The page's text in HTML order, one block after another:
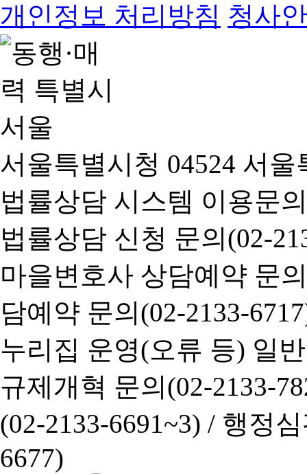
개인정보 처리방침 청사
서울특별시청 04524 서
법률상담 시스템 이용문
법률상담 신청 문의(02-
마을변호사 상담예약 문
담예약 문의(02-2133-
누리집 운영(오류 등) 일
규제개혁 문의(02-2133-
(02-2133-6691~3) / 행정심
6677)